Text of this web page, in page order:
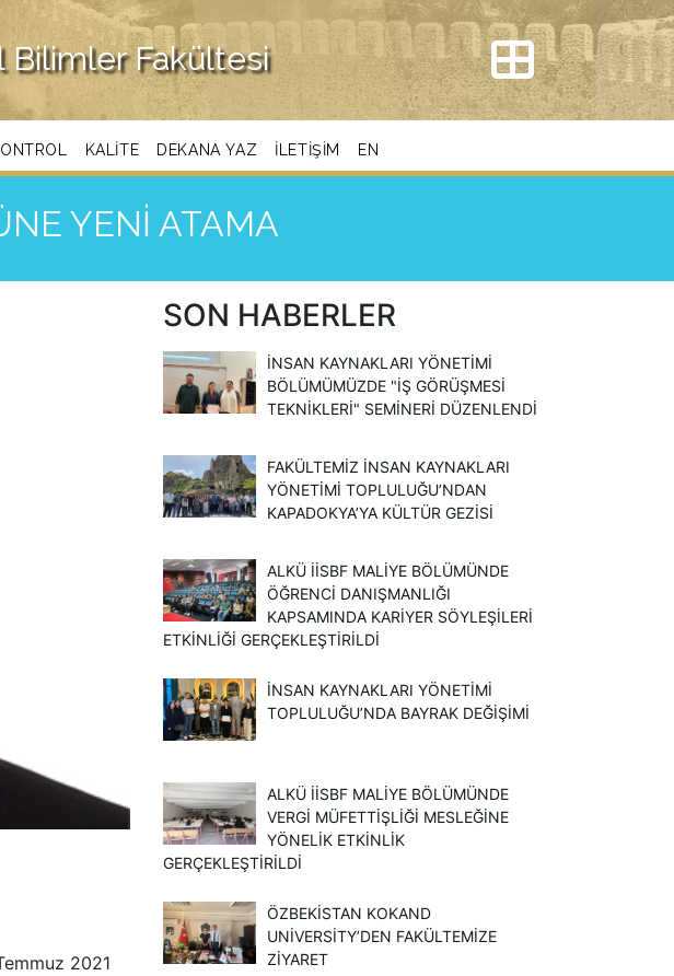
Bilimler Fakültesi
KALITE DEKANA YAZ İLETIŞIM EN
YENİ ATAMA
2021
SON HABERLER
İNSAN KAYNAKLARI YÖNETIMI
BÖLÜMÜMÜZDE "İŞ GÖRÜŞMESI
TEKNIKLERI" SEMINERI DÜZENLENDI
FAKÜLTEMIZ İNSAN KAYNAKLARI
YÖNETIMI TOPLULUĞU’NDAN
KAPADOKYA’YA KÜLTÜR GEZISI
ALKÜ İİSBF MALIYE BÖLÜMÜNDE
ÖĞRENCI DANIŞMANLIĞI
KAPSAMINDA KARIYER SÖYLEŞILERI
ETKINLIĞI GERÇEKLEŞTIRILDI
İNSAN KAYNAKLARI YÖNETIMI
TOPLULUĞU’NDA BAYRAK DEĞIŞIMI
ALKÜ İİSBF MALIYE BÖLÜMÜNDE
VERGI MÜFETTIŞLIĞI MESLEĞINE
YÖNELIK ETKINLIK
GERÇEKLEŞTIRILDI
ÖZBEKISTAN KOKAND
UNIVERSITY’DEN FAKÜLTEMIZE
ZIYARET